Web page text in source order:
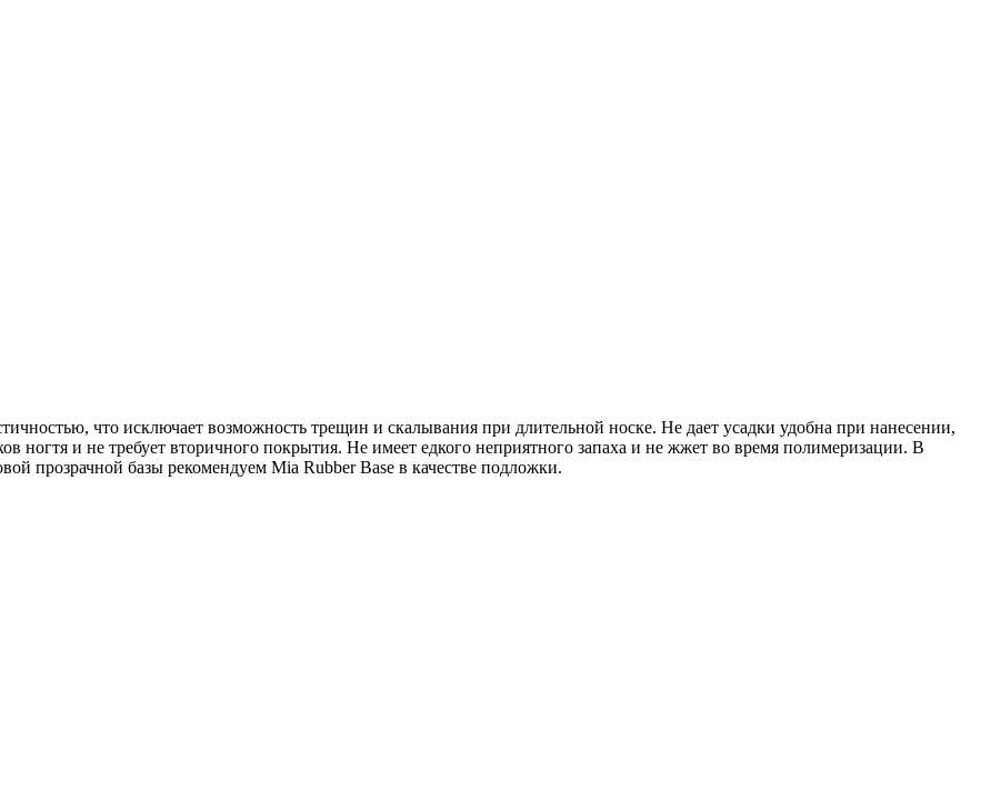
что исключает возможность трещин и скалывания при длительной носке. Не дает усадки удобна при нанесении,
ногтя и не требует вторичного покрытия. Не имеет едкого неприятного запаха и не жжет во время полимеризации. В
прозрачной базы рекомендуем Mia Rubber Base в качестве подложки.